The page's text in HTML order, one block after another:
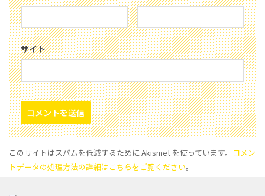
サイト
このサイトはスパムを低減するために Akismet を使っています。 コメン
トデータの処理方法の詳細はこちらをご覧ください。